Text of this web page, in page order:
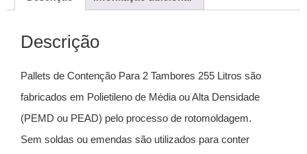
Descrição
Pallets de Contenção Para 2 Tambores 255 Litros são
fabricados em Polietileno de Média ou Alta Densidade
(PEMD ou PEAD) pelo processo de rotomoldagem.
Sem soldas ou emendas são utilizados para conter